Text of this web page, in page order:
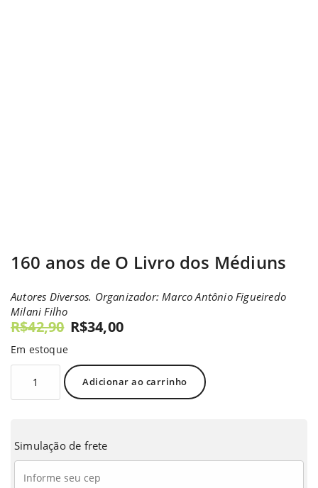
160 anos de O Livro dos Médiuns
Autores Diversos. Organizador: Marco Antônio Figueiredo
Milani Filho
R$42,90 R$34,00
Em estoque
Adicionar ao carrinho
Simulação de frete